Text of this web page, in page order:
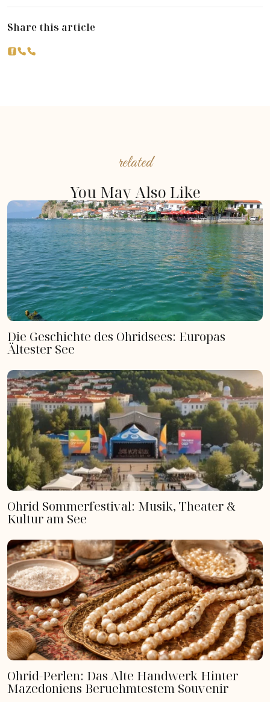
Share this article
related
You May Also Like
Die Geschichte des Ohridsees: Europas
Ältester See
Ohrid Sommerfestival: Musik, Theater &
Kultur am See
Ohrid-Perlen: Das Alte Handwerk Hinter
Mazedoniens Beruehmtestem Souvenir